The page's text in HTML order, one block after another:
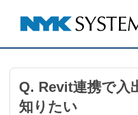
Q. Revit連携で入
知りたい